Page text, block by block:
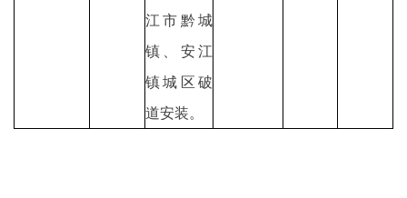
江市黔城
镇、安江
镇城区破
道安装。